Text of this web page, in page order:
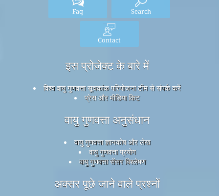
Faq Search
Contact
इस प्रोजेक्ट के बारे में
विश्व वायु गुणवत्ता सूचकांक परियोजना टीम से संपर्क करें
प्रेस और मीडिया किट
वायु गुणवत्ता अनुसंधान
वायु गुणवत्ता ज्ञानकोष और लेख
वायु गुणवत्ता प्रयोग
वायु गुणवत्ता सेंसर विश्लेषण
अक्सर पूछे जाने वाले प्रश्नों